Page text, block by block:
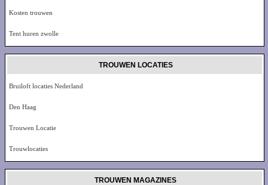
Kosten trouwen
Tent huren zwolle
TROUWEN LOCATIES
Bruiloft locaties Nederland
Den Haag
Trouwen Locatie
Trouwlocaties
TROUWEN MAGAZINES